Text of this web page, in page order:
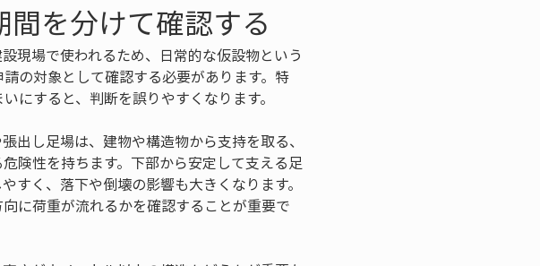
を分けて確認する
現場で使われるため、日常的な仮設物という
の対象として確認する必要があります。特
にすると、判断を誤りやすくなります。
出し足場は、建物や構造物から支持を取る、
険性を持ちます。下部から安定して支える足
すく、落下や倒壊の影響も大きくなります。
に荷重が流れるかを確認することが重要で